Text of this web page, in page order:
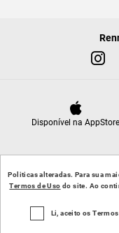
Disponível na AppStore
Av. Joaquim Porto Villanova, 401 -
Para
Politicas alteradas. Para sua
Termos de Uso do site. Ao
Li, aceito os